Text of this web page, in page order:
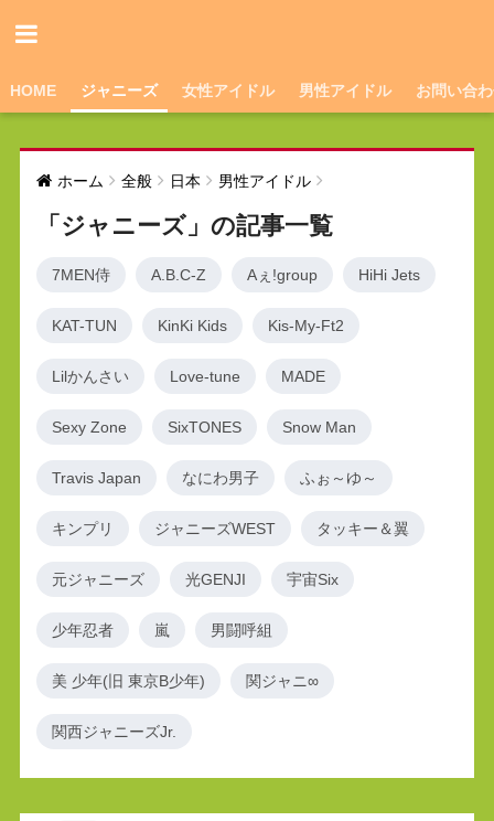
HOME ジャニーズ 女性アイドル 男性アイドル お問い合
ホーム 全般 日本 男性アイドル
「ジャニーズ」の記事一覧
7MEN侍 A.B.C-Z Aぇ!group HiHi Jets
KAT-TUN KinKi Kids Kis-My-Ft2
Lilかんさい Love-tune MADE
Sexy Zone SixTONES Snow Man
Travis Japan なにわ男子 ふぉ～ゆ～
キンプリ ジャニーズWEST タッキー＆翼
元ジャニーズ 光GENJI 宇宙Six
少年忍者 嵐 男闘呼組
美 少年(旧 東京B少年) 関ジャニ∞
関西ジャニーズJr.